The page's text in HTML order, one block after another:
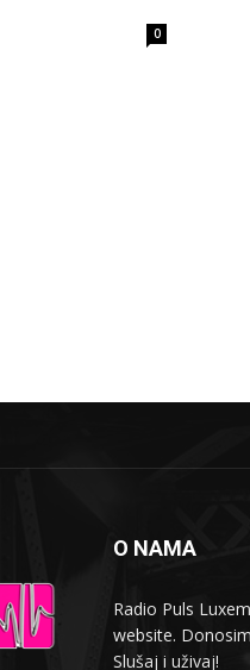
0
O NAMA
Radio Puls
website.
Slušaj i uživaj!